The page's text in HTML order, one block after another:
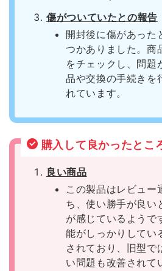
傷がついていたとの報告
開封後に傷があった
つかありました。商
をチェックし、問題
品や交換の手続きを
れています。
購入して良かったとこ
良い商品
この製品はレビュー
ち、使い勝手が良い
が感じているようで
能がしっかりしてい
されており、旧型で
い問題も改善されて